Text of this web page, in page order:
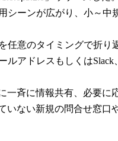
ーンが広がり、小～中
意のタイミングで折り
ドレスもしくはSlack、
斉に情報共有、必要に
ない新規の問合せ窓口